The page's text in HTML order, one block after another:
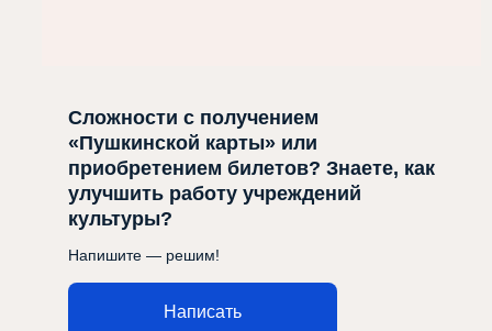
Сложности с получением
«Пушкинской карты» или
приобретением билетов? Знаете, как
улучшить работу учреждений
культуры?
Напишите — решим!
Написать